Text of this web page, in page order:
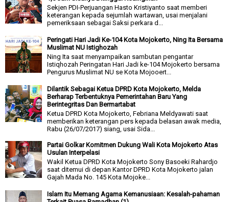
Sekjen PDI-Perjuangan Hasto Kristiyanto saat memberi
keterangan kepada sejumlah wartawan, usai menjalani
pemeriksaan sebagai Saksi perkara d...
Peringati Hari Jadi Ke-104 Kota Mojokerto, Ning Ita Bersama
Muslimat NU Istighozah
Ning Ita saat menyampaikan sambutan pengantar
Istiqhozah Peringatan Hari Jadi ke-104 Mojokerto bersama
Pengurus Muslimat NU se Kota Mojooert...
Dilantik Sebagai Ketua DPRD Kota Mojokerto, Melda
Berharap Terbentuknya Pemerintahan Baru Yang
Berintegritas Dan Bermartabat
Ketua DPRD Kota Mojokerto, Febriana Meldyawati saat
memberikan keterangan pers kepada belasan awak media,
Rabu (26/07/2017) siang, usai Sida...
Partai Golkar Komitmen Dukung Wali Kota Mojokerto Atas
Usulan Interpelasi
Wakil Ketua DPRD Kota Mojokerto Sony Basoeki Rahardjo
saat ditemui di depan Kantor DPRD Kota Mojokerto jalan
Gajah Mada No. 145 Kota Mojoke...
Islam Itu Memang Agama Kemanusiaan: Kesalah-pahaman